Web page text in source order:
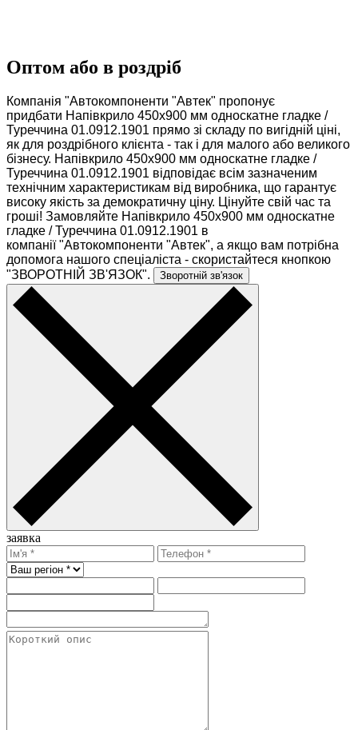
Оптом або в роздріб
Компанія "Автокомпоненти "Автек" пропонує
придбати Напівкрило 450х900 мм односкатне гладке /
Туреччина 01.0912.1901 прямо зі складу по вигідній ціні,
як для роздрібного клієнта - так і для малого або великого
бізнесу. Напівкрило 450х900 мм односкатне гладке /
Туреччина 01.0912.1901 відповідає всім зазначеним
технічним характеристикам від виробника, що гарантує
високу якість за демократичну ціну. Цінуйте свій час та
гроші! Замовляйте Напівкрило 450х900 мм односкатне
гладке / Туреччина 01.0912.1901 в
компанії "Автокомпоненти "Автек", а якщо вам потрібна
допомога нашого спеціаліста - скористайтеся кнопкою
"ЗВОРОТНІЙ ЗВ'ЯЗОК".
Зворотній зв'язок
заявка